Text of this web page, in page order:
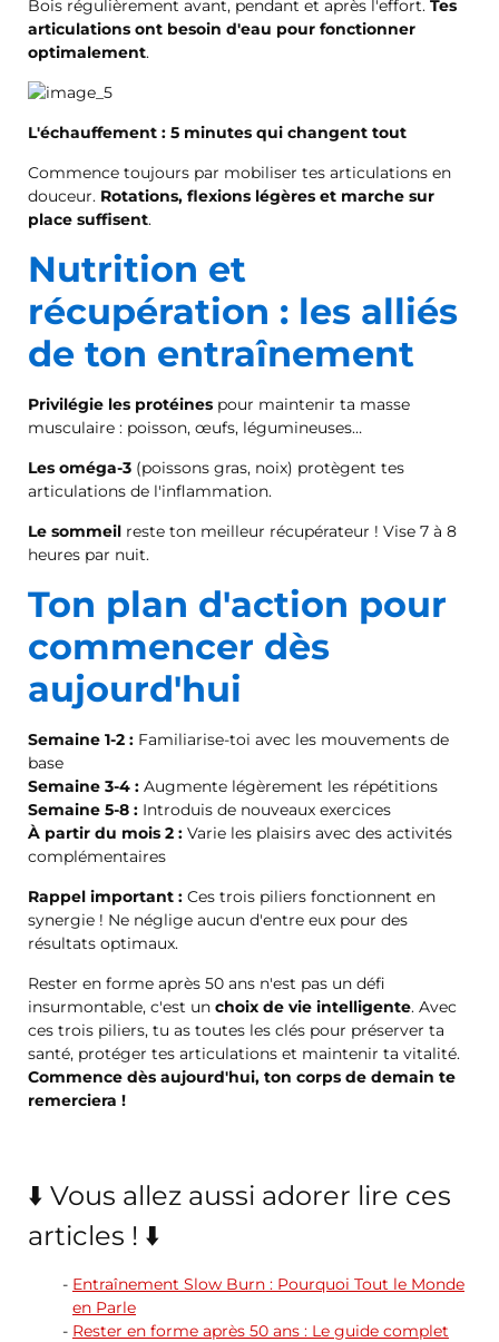
Bois régulièrement avant, pendant et après l'effort. Tes
articulations ont besoin d'eau pour fonctionner
optimalement.
L'échauffement : 5 minutes qui changent tout
Commence toujours par mobiliser tes articulations en
douceur. Rotations, flexions légères et marche sur
place suffisent.
Nutrition et
récupération : les alliés
de ton entraînement
Privilégie les protéines pour maintenir ta masse
musculaire : poisson, œufs, légumineuses…
Les oméga-3 (poissons gras, noix) protègent tes
articulations de l'inflammation.
Le sommeil reste ton meilleur récupérateur ! Vise 7 à 8
heures par nuit.
Ton plan d'action pour
commencer dès
aujourd'hui
Semaine 1-2 : Familiarise-toi avec les mouvements de
base
Semaine 3-4 : Augmente légèrement les répétitions
Semaine 5-8 : Introduis de nouveaux exercices
À partir du mois 2 : Varie les plaisirs avec des activités
complémentaires
Rappel important : Ces trois piliers fonctionnent en
synergie ! Ne néglige aucun d'entre eux pour des
résultats optimaux.
Rester en forme après 50 ans n'est pas un défi
insurmontable, c'est un choix de vie intelligente. Avec
ces trois piliers, tu as toutes les clés pour préserver ta
santé, protéger tes articulations et maintenir ta vitalité.
Commence dès aujourd'hui, ton corps de demain te
remerciera !
⬇️ Vous allez aussi adorer lire ces
articles ! ⬇️
Entraînement Slow Burn : Pourquoi Tout le Monde
en Parle
Rester en forme après 50 ans : Le guide complet